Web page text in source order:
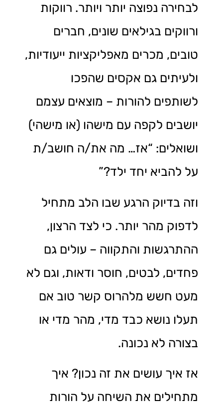
לבחירה נפוצה יותר ויותר. רווקות
ורווקים בגילאים שונים, חברים
טובים, מכרים מאפליקציות ייעודיות,
ולעיתים גם אקסים שהפכו
לשותפים להורות – מוצאים עצמם
יושבים לקפה עם מישהו (או מישהי)
ושואלים: “אז… מה את/ה חושב/ת
על להביא יחד ילד?”
וזה בדיוק הרגע שבו הלב מתחיל
לדפוק מהר יותר. כי לצד הרצון,
ההתרגשות והתקווה – עולים גם
פחדים, לבטים, חוסר ודאות, וגם לא
מעט חשש מלהרוס קשר טוב אם
תעלו נושא כבד מדי, מהר מדי או
בצורה לא נכונה.
אז איך עושים את זה נכון? איך
מתחילים את השיחה על הורות